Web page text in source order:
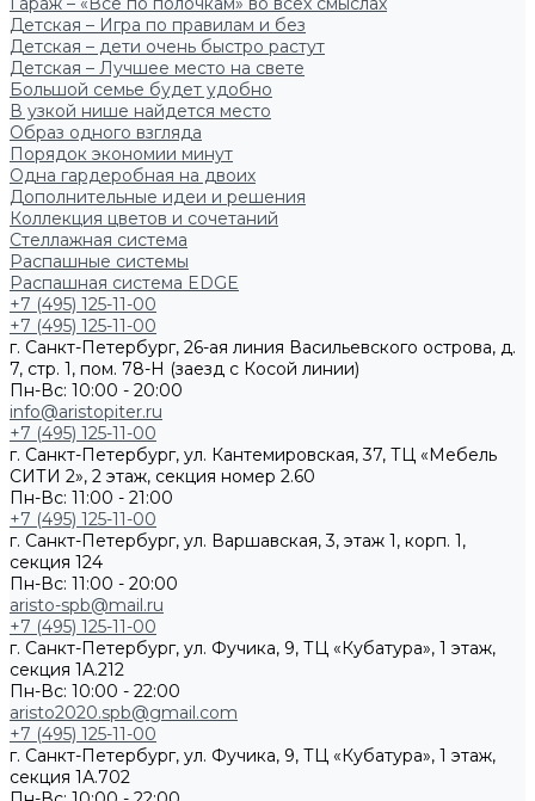
Детская – Игра по правилам и без
Детская – дети очень быстро растут
Детская – Лучшее место на свете
Большой семье будет удобно
В узкой нише найдется место
Образ одного взгляда
Порядок экономии минут
Одна гардеробная на двоих
Дополнительные идеи и решения
Коллекция цветов и сочетаний
Стеллажная система
Распашные системы
Распашная система EDGE
+7 (495) 125-11-00
+7 (495) 125-11-00
г. Санкт-Петербург, 26-ая линия Васильевского острова, д.
7, стр. 1, пом. 78-Н (заезд с Косой линии)
Пн-Вс: 10:00 - 20:00
info@aristopiter.ru
+7 (495) 125-11-00
г. Санкт-Петербург, ул. Кантемировская, 37, ТЦ «Мебель
СИТИ 2», 2 этаж, секция номер 2.60
Пн-Вс: 11:00 - 21:00
+7 (495) 125-11-00
г. Санкт-Петербург, ул. Варшавская, 3, этаж 1, корп. 1,
секция 124
Пн-Вс: 11:00 - 20:00
aristo-spb@mail.ru
+7 (495) 125-11-00
г. Санкт-Петербург, ул. Фучика, 9, ТЦ «Кубатура», 1 этаж,
секция 1А.212
Пн-Вс: 10:00 - 22:00
aristo2020.spb@gmail.com
+7 (495) 125-11-00
г. Санкт-Петербург, ул. Фучика, 9, ТЦ «Кубатура», 1 этаж,
секция 1А.702